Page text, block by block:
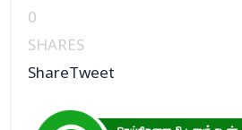
0
SHARES
ShareTweet